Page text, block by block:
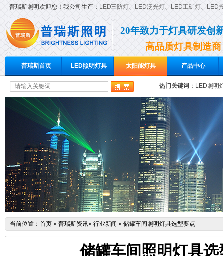
普瑞斯照明欢迎您！我公司生产： LED三防灯、 LED泛光灯、 LED工矿灯、 LED
20年致力于灯具研发创
高品质灯具制造商
普瑞斯首页 LED照明灯具 太阳能灯具 产品中心
热门关键词 ： LED照明
当前位置： 首页 » 普瑞斯资讯» 行业新闻 » 储罐车间照明灯具选型要点
储罐车间照明灯具选